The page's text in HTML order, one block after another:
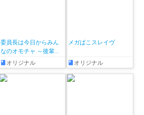
委員長は今日からみん
なのオモチャ ～後輩に
全部晒されちゃう編♡
～ + おまけ漫画♡
オリジナル
メガぱこスレイヴ
オリジナル